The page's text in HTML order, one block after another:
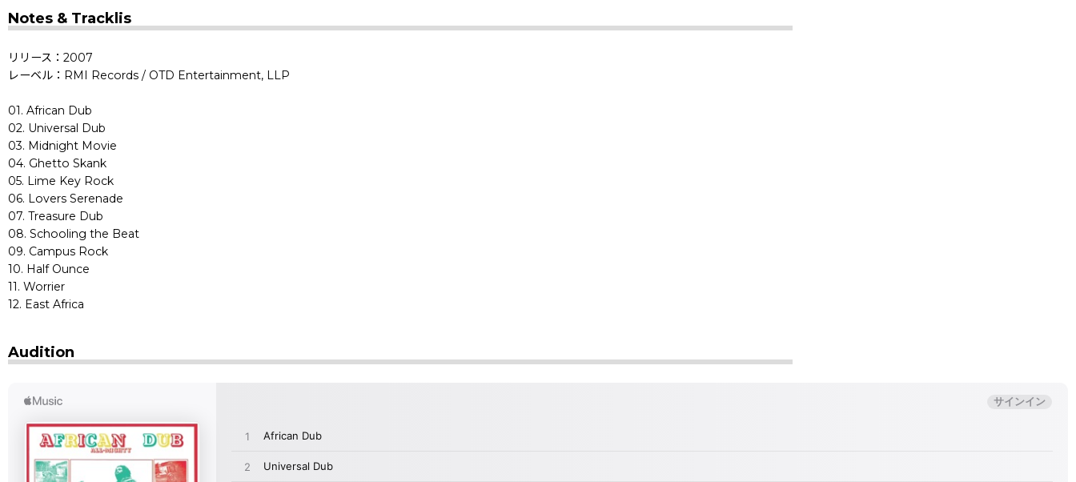
Notes & Tracklis
リリース：2007
レーベル：RMI Records / OTD Entertainment, LLP
01. African Dub
02. Universal Dub
03. Midnight Movie
04. Ghetto Skank
05. Lime Key Rock
06. Lovers Serenade
07. Treasure Dub
08. Schooling the Beat
09. Campus Rock
10. Half Ounce
11. Worrier
12. East Africa
Audition